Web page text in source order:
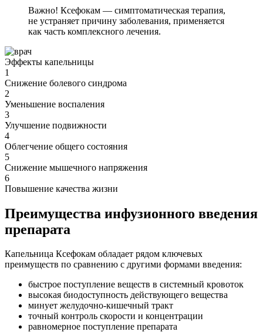
Важно! Ксефокам — симптоматическая терапия,
не устраняет причину заболевания, применяется
как часть комплексного лечения.
Эффекты капельницы
1
Снижение болевого синдрома
2
Уменьшение воспаления
3
Улучшение подвижности
4
Облегчение общего состояния
5
Снижение мышечного напряжения
6
Повышение качества жизни
Преимущества инфузионного введения
препарата
Капельница Ксефокам обладает рядом ключевых
преимуществ по сравнению с другими формами введения:
быстрое поступление веществ в системный кровоток
высокая биодоступность действующего вещества
минует желудочно-кишечный тракт
точный контроль скорости и концентрации
равномерное поступление препарата